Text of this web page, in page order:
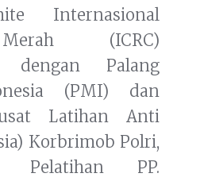
Internasional
(ICRC)
dengan Palang
(PMI) dan
Latihan Anti
Korbrimob Polri,
Pelatihan PP.